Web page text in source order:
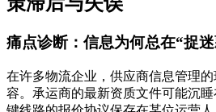
痛点诊断：信息为何总在“捉迷
在许多物流企业，供应商信息管理
容。承运商的最新资质文件可能沉